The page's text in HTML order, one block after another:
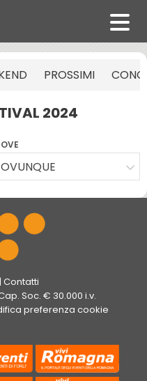
PROSSIMI
2024
OVUNQUE
| Contatti
Soc. € 30.000 i.v.
preferenza cookie